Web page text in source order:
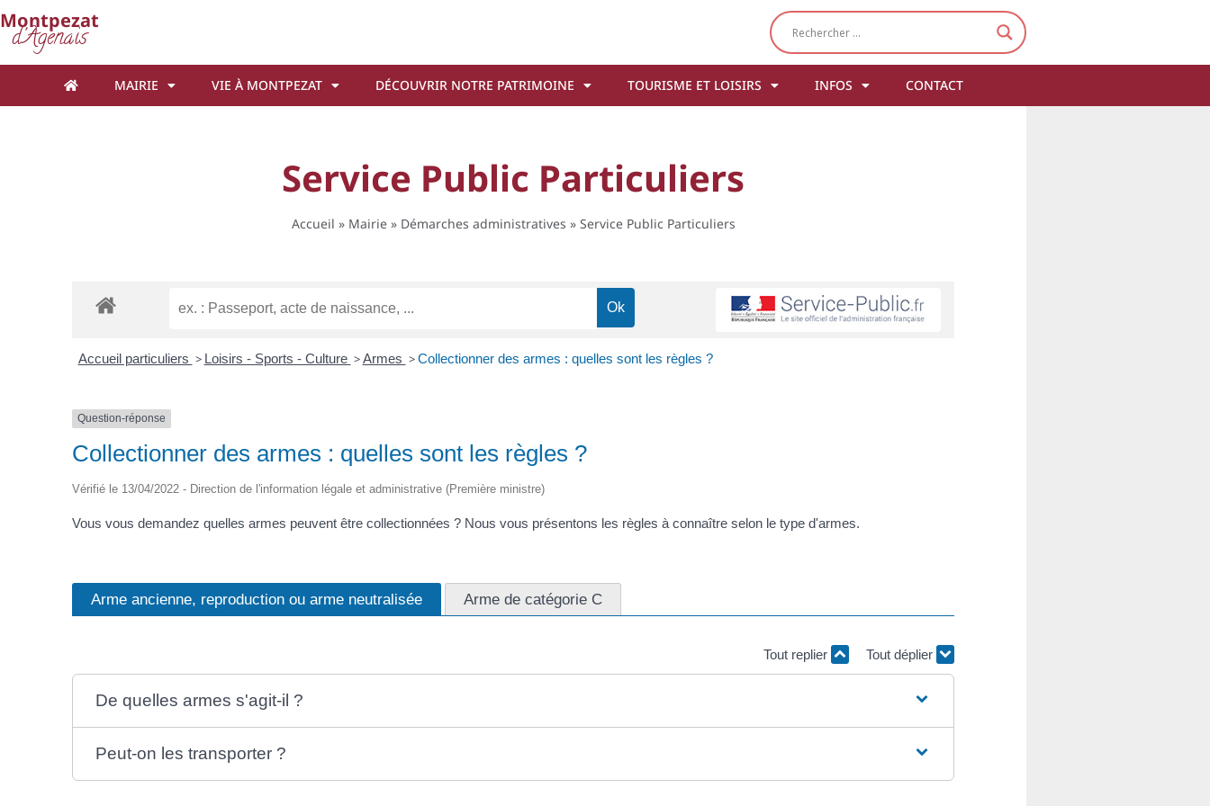
Montpezat
d'Agenais
MAIRIE VIE À MONTPEZAT DÉCOUVRIR NOTRE PATRIMOINE TOURISME ET LOISIRS INFOS CONTACT
Service Public Particuliers
Accueil » Mairie» Démarches administratives » Service Public Particuliers
Accueil particuliers > Loisirs - Sports - Culture > Armes > Collectionner des armes : quelles sont les règles ?
Question-réponse
Collectionner des armes : quelles sont les règles ?
Vérifié le 13/04/2022 - Direction de l'information légale et administrative (Première ministre)
Vous vous demandez quelles armes peuvent être collectionnées ? Nous vous présentons les règles à connaître selon le type d'armes.
Arme ancienne, reproduction ou arme neutralisée Arme de catégorie C
Tout replier Tout déplier
De quelles armes s'agit-il ?
Peut-on les transporter ?
Cookies management panel